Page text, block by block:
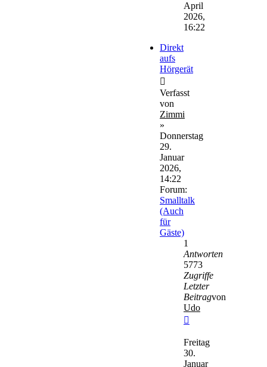
April
2026,
16:22
Direkt
aufs
Hörgerät
Verfasst
von
Zimmi
»
Donnerstag
29.
Januar
2026,
14:22
Forum:
Smalltalk
(Auch
für
Gäste)
1
Antworten
5773
Zugriffe
Letzter
Beitragvon
Udo
Beitrag
Freitag
30.
Januar